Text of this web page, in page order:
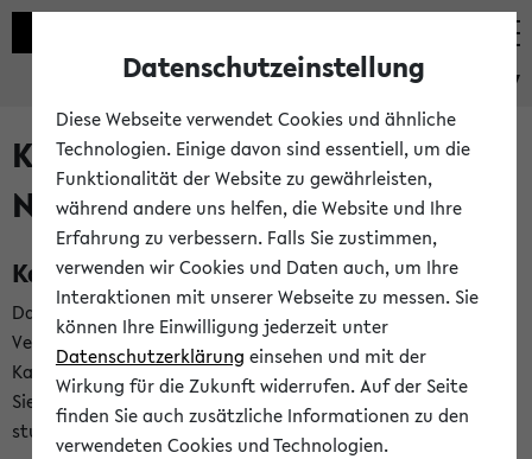
eKVV
Kalenderintegration und
Newsfeeds
Kalenderintegration
Das eKVV bietet Ihnen die Möglichkeit,
Veranstaltungstermine in eine Vielzahl von
Kalenderanwendungen einzubinden. Auf diese Weise können
Sie einen gemeinsamen Überblick über Ihre privaten und
studienbezogenen Termine erhalten.
Datenschutzeinstellung
Diese Webseite verwendet Cookies und ähnliche
Technologien. Einige davon sind essentiell, um die
Funktionalität der Website zu gewährleisten,
während andere uns helfen, die Website und Ihre
Erfahrung zu verbessern. Falls Sie zustimmen,
verwenden wir Cookies und Daten auch, um Ihre
Interaktionen mit unserer Webseite zu messen. Sie
können Ihre Einwilligung jederzeit unter
Datenschutzerklärung einsehen und mit der
Wirkung für die Zukunft widerrufen. Auf der Seite
finden Sie auch zusätzliche Informationen zu den
verwendeten Cookies und Technologien.